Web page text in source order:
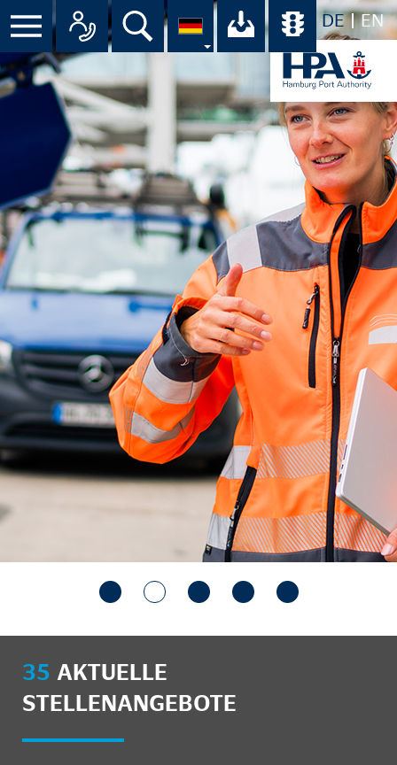
DE EN
Suche Ihr Download-
35 AKTUELLE
STELLENANGEBOTE